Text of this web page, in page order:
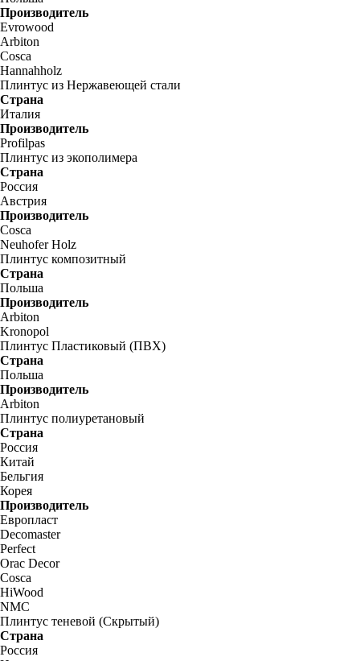
Производитель
Evrowood
Arbiton
Cosca
Hannahholz
Плинтус из Нержавеющей стали
Страна
Италия
Производитель
Profilpas
Плинтус из экополимера
Страна
Россия
Австрия
Производитель
Cosca
Neuhofer Holz
Плинтус композитный
Страна
Польша
Производитель
Arbiton
Kronopol
Плинтус Пластиковый (ПВХ)
Страна
Польша
Производитель
Arbiton
Плинтус полиуретановый
Страна
Россия
Китай
Бельгия
Корея
Производитель
Европласт
Decomaster
Perfect
Orac Decor
Cosca
HiWood
NMC
Плинтус теневой (Скрытый)
Страна
Россия